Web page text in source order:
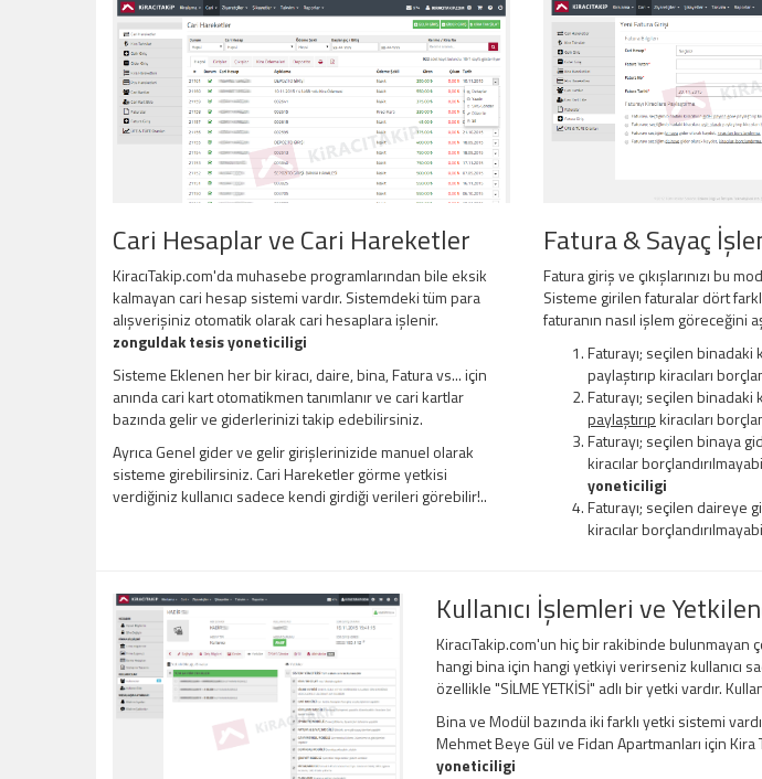
Cari Hesaplar ve Cari Hareketler
KiracıTakip.com'da muhasebe programlarından bile eksik
kalmayan cari hesap sistemi vardır. Sistemdeki tüm para
alışverişiniz otomatik olarak cari hesaplara işlenir.
zonguldak tesis yoneticiligi
Sisteme Eklenen her bir kiracı, daire, bina, Fatura vs... için
anında cari kart otomatikmen tanımlanır ve cari kartlar
bazında gelir ve giderlerinizi takip edebilirsiniz.
Ayrıca Genel gider ve gelir girişlerinizide manuel olarak
sisteme girebilirsiniz. Cari Hareketler görme yetkisi
verdiğiniz kullanıcı sadece kendi girdiği verileri görebilir!..
Fatura & Sayaç
Fatura giriş ve çıkışlarınızı bu
Sisteme girilen faturalar dört
faturanın nasıl işlem göreceğini
Faturayı; seçilen binadaki
paylaştırıp kiracıları
Faturayı; seçilen binadaki
paylaştırıpkiracıları
Faturayı; seçilen binaya
kiracılar
yoneticiligi
Faturayı; seçilen daireye
kiracılar
Kullanıcı İşlemleri ve
KiracıTakip.com'un hiç bir rakibinde bulunmayan
hangi bina için hangi yetkiyi verirseniz kullanıcı
özellikle "SİLME YETKİSİ" adlı bir yetki vardır.
Bina ve Modül bazında iki farklı yetki sistemi
Mehmet Beye Gül ve Fidan Apartmanları için
yoneticiligi